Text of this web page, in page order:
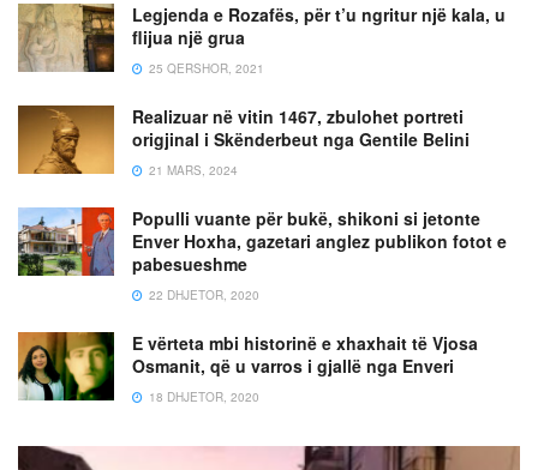
Legjenda e Rozafës, për t’u ngritur një kala, u
flijua një grua
25 QERSHOR, 2021
Realizuar në vitin 1467, zbulohet portreti
origjinal i Skënderbeut nga Gentile Belini
21 MARS, 2024
Populli vuante për bukë, shikoni si jetonte
Enver Hoxha, gazetari anglez publikon fotot e
pabesueshme
22 DHJETOR, 2020
E vërteta mbi historinë e xhaxhait të Vjosa
Osmanit, që u varros i gjallë nga Enveri
18 DHJETOR, 2020